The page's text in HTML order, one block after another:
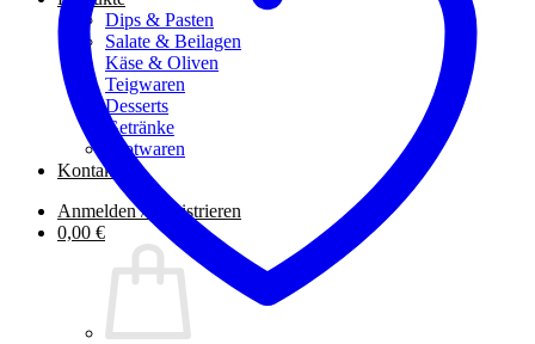
Dips & Pasten
Salate & Beilagen
Käse & Oliven
Teigwaren
Desserts
Getränke
Brotwaren
Kontakt
Anmelden / Registrieren
0,00 €